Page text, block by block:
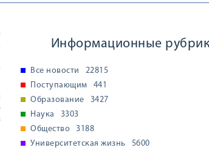
Информационные
Все новости
22815
Поступающим
441
Образование
3427
Наука
3303
Общество
3188
Университетская жизнь
5600